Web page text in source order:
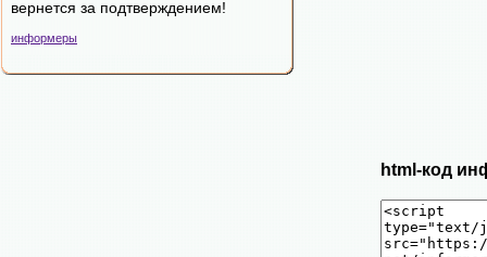
вернется за подтверждением!
информеры
html-код